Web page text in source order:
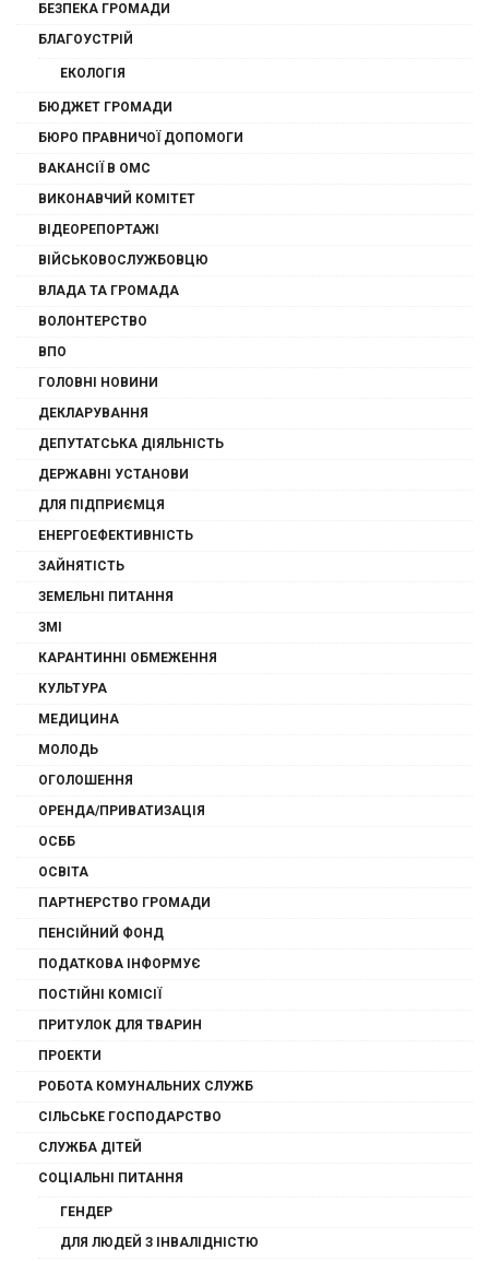
БЕЗПЕКА ГРОМАДИ
БЛАГОУСТРІЙ
ЕКОЛОГІЯ
БЮДЖЕТ ГРОМАДИ
БЮРО ПРАВНИЧОЇ ДОПОМОГИ
ВАКАНСІЇ В ОМС
ВИКОНАВЧИЙ КОМІТЕТ
ВІДЕОРЕПОРТАЖІ
ВІЙСЬКОВОСЛУЖБОВЦЮ
ВЛАДА ТА ГРОМАДА
ВОЛОНТЕРСТВО
ВПО
ГОЛОВНІ НОВИНИ
ДЕКЛАРУВАННЯ
ДЕПУТАТСЬКА ДІЯЛЬНІСТЬ
ДЕРЖАВНІ УСТАНОВИ
ДЛЯ ПІДПРИЄМЦЯ
ЕНЕРГОЕФЕКТИВНІСТЬ
ЗАЙНЯТІСТЬ
ЗЕМЕЛЬНІ ПИТАННЯ
ЗМІ
КАРАНТИННІ ОБМЕЖЕННЯ
КУЛЬТУРА
МЕДИЦИНА
МОЛОДЬ
ОГОЛОШЕННЯ
ОРЕНДА/ПРИВАТИЗАЦІЯ
ОСББ
ОСВІТА
ПАРТНЕРСТВО ГРОМАДИ
ПЕНСІЙНИЙ ФОНД
ПОДАТКОВА ІНФОРМУЄ
ПОСТІЙНІ КОМІСІЇ
ПРИТУЛОК ДЛЯ ТВАРИН
ПРОЕКТИ
РОБОТА КОМУНАЛЬНИХ СЛУЖБ
СІЛЬСЬКЕ ГОСПОДАРСТВО
СЛУЖБА ДІТЕЙ
СОЦІАЛЬНІ ПИТАННЯ
ГЕНДЕР
ДЛЯ ЛЮДЕЙ З ІНВАЛІДНІСТЮ